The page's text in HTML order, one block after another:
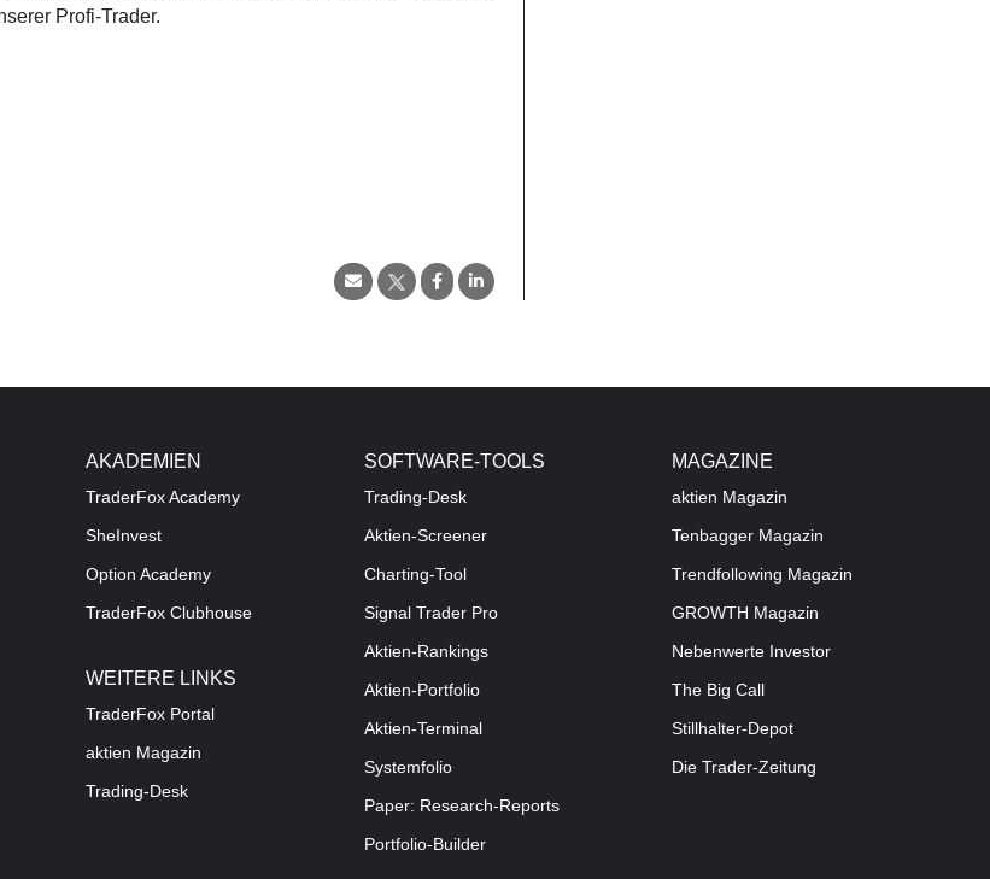
Profi-Trader.
AKADEMIEN
TraderFox Academy
SheInvest
Option Academy
TraderFox Clubhouse
WEITERE LINKS
TraderFox Portal
aktien Magazin
Trading-Desk
SOFTWARE-TOOLS
Trading-Desk
Aktien-Screener
Charting-Tool
Signal Trader Pro
Aktien-Rankings
Aktien-Portfolio
Aktien-Terminal
Systemfolio
Paper: Research-Reports
Portfolio-Builder
MAGAZINE
aktien Magazin
Tenbagger Magazin
Trendfollowing Magazin
GROWTH Magazin
Nebenwerte Investor
The Big Call
Stillhalter-Depot
Die Trader-Zeitung